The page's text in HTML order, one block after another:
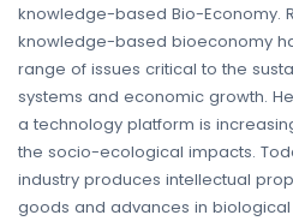
knowledge-based Bio-Economy.
knowledge-based bioeconomy
range of issues critical to the
systems and economic growth.
a technology platform is
the socio-ecological impacts.
industry produces intellectual
goods and advances in